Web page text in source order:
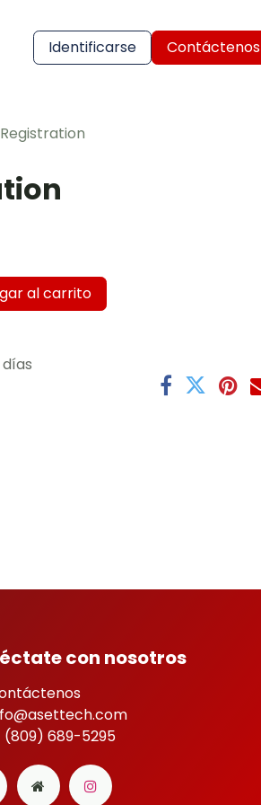
Políticas de Seguridad
Identificarse Contáctenos
al carrito
con nosotros
(809) 689-5295